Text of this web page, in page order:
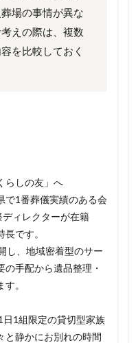
場の事情が異な
えの際は、複数
を比較しておく
らしの友」へ
で1番葬儀実績のある会
ィレクターが在籍
です。
し、地域密着型のサー
手配から遺品整理・
。
日1組限定の貸切型家族
と静かにお別れの時間